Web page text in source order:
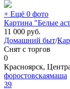
+ Ещё 0 фото
Картина "Белые
11 000 руб.
Домашний быт/
Снят с торгов
0
Красноярск,
форостовскаямаша
39